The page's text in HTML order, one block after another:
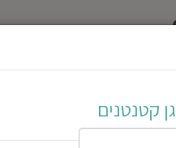
גן קטנטנים